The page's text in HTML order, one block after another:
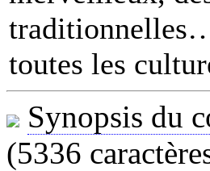
toutes les
Synopsis du
(5336